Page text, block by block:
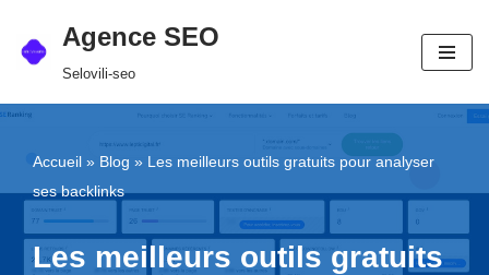
Aller
contenu
Agence SEO
Selovili-seo
Accueil » Blog » Les meilleurs outils gratuits pour analyser
ses backlinks
Les meilleurs outils gratuits